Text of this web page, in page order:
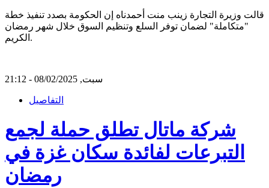
قالت وزيرة التجارة زينب منت أحمدناه إن الحكومة بصدد تنفيذ خطة
"متكاملة" لضمان توفر السلع وتنظيم السوق خلال شهر رمضان
الكريم.
سبت, 08/02/2025 - 21:12
التفاصيل
شركة ماتال تطلق حملة لجمع
التبرعات لفائدة سكان غزة في
رمضان